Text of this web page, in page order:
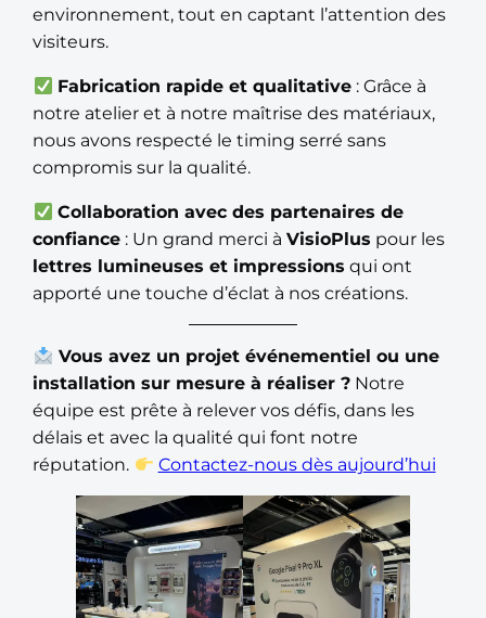
environnement, tout en captant l’attention des
visiteurs.
Fabrication rapide et qualitative: Grâce à
notre atelier et à notre maîtrise des matériaux,
nous avons respecté le timing serré sans
compromis sur la qualité.
Collaboration avec des partenaires de
confiance : Un grand merci àVisioPlus pour les
lettres lumineuses et impressions qui ont
apporté une touche d’éclat à nos créations.
Vous avez un projet événementiel ou une
installation sur mesure à réaliser ? Notre
équipe est prête à relever vos défis, dans les
délais et avec la qualité qui font notre
réputation.
Contactez-nous dès aujourd’hui